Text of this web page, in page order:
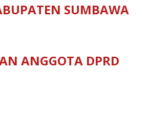
SUMBAWA
ANGGOTA DPRD